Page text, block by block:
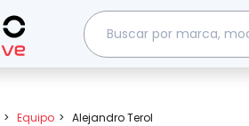
Equipo Alejandro Terol